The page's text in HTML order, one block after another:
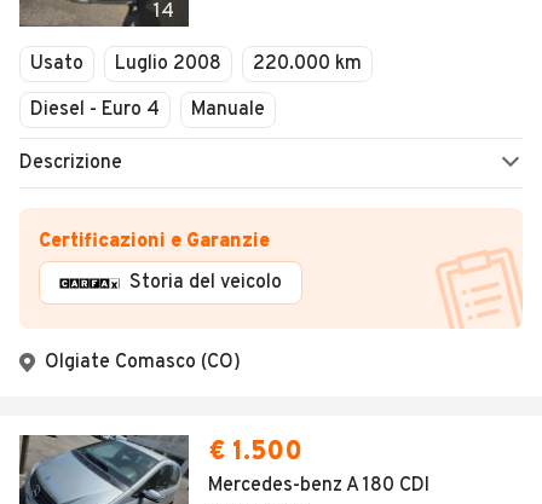
14
Usato Luglio 2008
220.000 km
Diesel - Euro 4
Manuale
Descrizione
Certificazioni e Garanzie
Storia del veicolo
Olgiate Comasco (CO)
€ 1.500
Mercedes-benz A 180 CDI